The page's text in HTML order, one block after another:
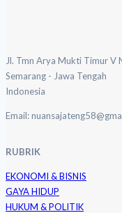
Jl. Tmn Arya Mukti Timur V
Semarang - Jawa Tengah
Indonesia
Email:
RUBRIK
EKONOMI & BISNIS
GAYA HIDUP
HUKUM & POLITIK